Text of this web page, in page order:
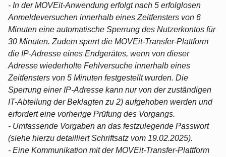
- In der MOVEit-Anwendung erfolgt nach 5 erfolglosen
Anmeldeversuchen innerhalb eines Zeitfensters von 6
Minuten eine automatische Sperrung des Nutzerkontos für
30 Minuten. Zudem sperrt die MOVEit-Transfer-Plattform
die IP-Adresse eines Endgerätes, wenn von dieser
Adresse wiederholte Fehlversuche innerhalb eines
Zeitfensters von 5 Minuten festgestellt wurden. Die
Sperrung einer IP-Adresse kann nur von der zuständigen
IT-Abteilung der Beklagten zu 2) aufgehoben werden und
erfordert eine vorherige Prüfung des Vorgangs.
- Umfassende Vorgaben an das festzulegende Passwort
(siehe hierzu detailliert Schriftsatz vom 19.02.2025).
- Eine Kommunikation mit der MOVEit-Transfer-Plattform